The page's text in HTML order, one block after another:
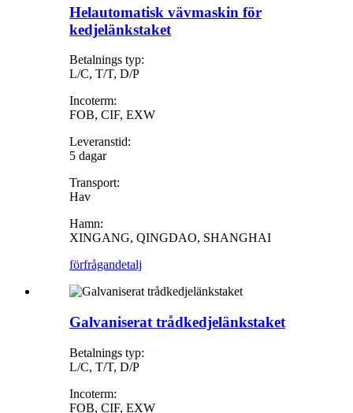
Helautomatisk vävmaskin för
kedjelänkstaket
Betalnings typ:
L/C, T/T, D/P
Incoterm:
FOB, CIF, EXW
Leveranstid:
5 dagar
Transport:
Hav
Hamn:
XINGANG, QINGDAO, SHANGHAI
förfrågandetalj
Galvaniserat trådkedjelänkstaket
Betalnings typ:
L/C, T/T, D/P
Incoterm:
FOB, CIF, EXW